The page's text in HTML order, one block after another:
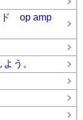
ド op amp
う。